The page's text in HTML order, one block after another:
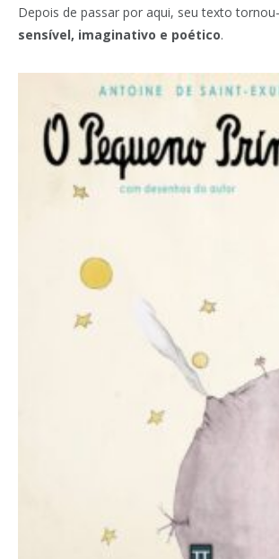
Depois de passar por aqui, seu texto
sensível, imaginativo e poético.